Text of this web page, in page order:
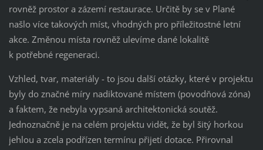
rovněž prostor a zázemí restaurace. Určitě by se v Plané
našlo více takových míst, vhodných pro příležitostné letní
akce. Změnou místa rovněž ulevíme dané lokalitě
k potřebné regeneraci.
Vzhled, tvar, materiály - to jsou další otázky, které v projektu
byly do značné míry nadiktované místem (povodňová zóna)
a faktem, že nebyla vypsaná architektonická soutěž.
Jednoznačně je na celém projektu vidět, že byl šitý horkou
jehlou a zcela podřízen termínu přijetí dotace. Přirovnal